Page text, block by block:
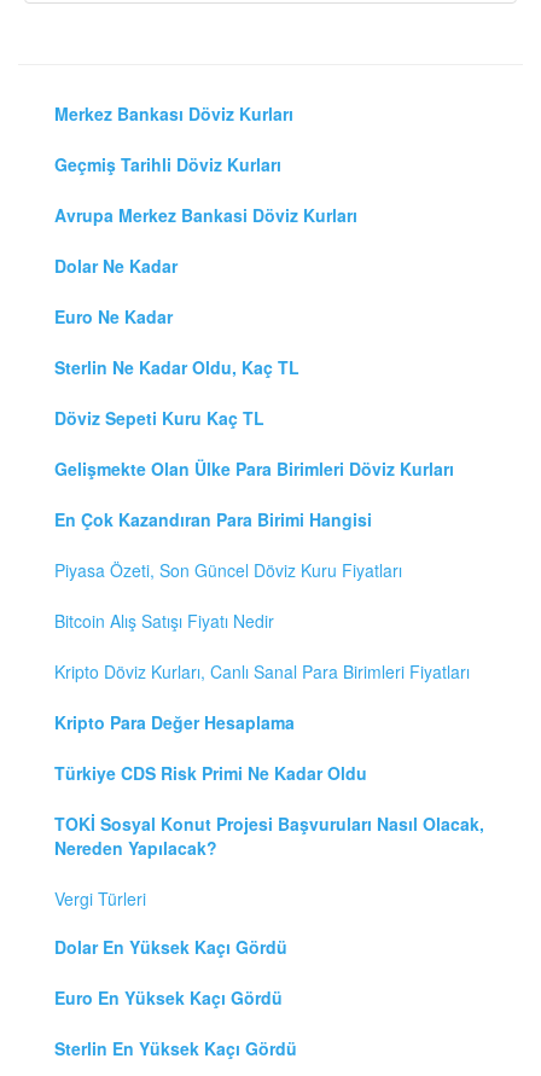
Merkez Bankası Döviz Kurları
Geçmiş Tarihli Döviz Kurları
Avrupa Merkez Bankasi Döviz Kurları
Dolar Ne Kadar
Euro Ne Kadar
Sterlin Ne Kadar Oldu, Kaç TL
Döviz Sepeti Kuru Kaç TL
Gelişmekte Olan Ülke Para Birimleri Döviz Kurları
En Çok Kazandıran Para Birimi Hangisi
Piyasa Özeti, Son Güncel Döviz Kuru Fiyatları
Bitcoin Alış Satışı Fiyatı Nedir
Kripto Döviz Kurları, Canlı Sanal Para Birimleri Fiyatları
Kripto Para Değer Hesaplama
Türkiye CDS Risk Primi Ne Kadar Oldu
TOKİ Sosyal Konut Projesi Başvuruları Nasıl Olacak,
Nereden Yapılacak?
Vergi Türleri
Dolar En Yüksek Kaçı Gördü
Euro En Yüksek Kaçı Gördü
Sterlin En Yüksek Kaçı Gördü